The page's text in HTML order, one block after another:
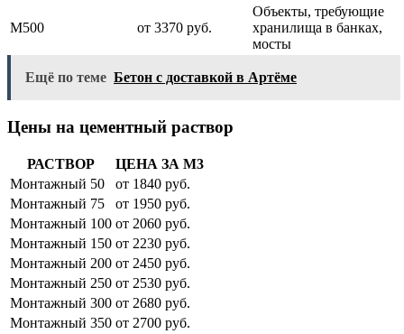
М500 от 3370 руб.
Объекты, требующие
хранилища в банках,
мосты
Ещё по теме Бетон с доставкой в Артёме
Цены на цементный раствор
РАСТВОР
ЦЕНА ЗА М3
Монтажный 50
от 1840 руб.
Монтажный 75
от 1950 руб.
Монтажный 100 от 2060 руб.
Монтажный 150 от 2230 руб.
Монтажный 200 от 2450 руб.
Монтажный 250 от 2530 руб.
Монтажный 300 от 2680 руб.
Монтажный 350 от 2700 руб.